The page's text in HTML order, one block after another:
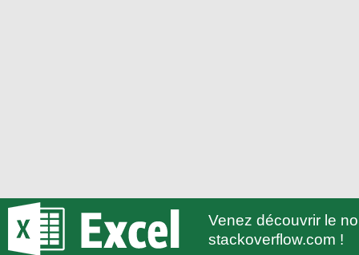
Venez découvrir le
stackoverflow.com !